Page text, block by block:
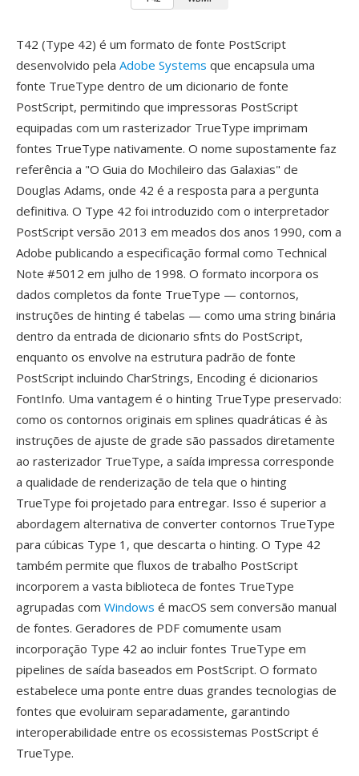
T42 (Type 42) é um formato de fonte PostScript
desenvolvido pela Adobe Systems que encapsula uma
fonte TrueType dentro de um dicionario de fonte
PostScript, permitindo que impressoras PostScript
equipadas com um rasterizador TrueType imprimam
fontes TrueType nativamente. O nome supostamente faz
referência a "O Guia do Mochileiro das Galaxias" de
Douglas Adams, onde 42 é a resposta para a pergunta
definitiva. O Type 42 foi introduzido com o interpretador
PostScript versão 2013 em meados dos anos 1990, com a
Adobe publicando a especificação formal como Technical
Note #5012 em julho de 1998. O formato incorpora os
dados completos da fonte TrueType — contornos,
instruções de hinting é tabelas — como uma string binária
dentro da entrada de dicionario sfnts do PostScript,
enquanto os envolve na estrutura padrão de fonte
PostScript incluindo CharStrings, Encoding é dicionarios
FontInfo. Uma vantagem é o hinting TrueType preservado:
como os contornos originais em splines quadráticas é às
instruções de ajuste de grade são passados diretamente
ao rasterizador TrueType, a saída impressa corresponde
a qualidade de renderização de tela que o hinting
TrueType foi projetado para entregar. Isso é superior a
abordagem alternativa de converter contornos TrueType
para cúbicas Type 1, que descarta o hinting. O Type 42
também permite que fluxos de trabalho PostScript
incorporem a vasta biblioteca de fontes TrueType
agrupadas com Windows é macOS sem conversão manual
de fontes. Geradores de PDF comumente usam
incorporação Type 42 ao incluir fontes TrueType em
pipelines de saída baseados em PostScript. O formato
estabelece uma ponte entre duas grandes tecnologias de
fontes que evoluiram separadamente, garantindo
interoperabilidade entre os ecossistemas PostScript é
TrueType.